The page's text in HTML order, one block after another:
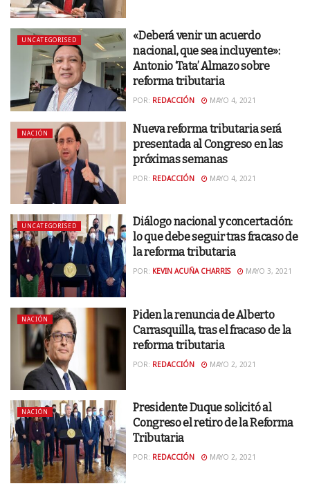
UNCATEGORISED
«Deberá venir un acuerdo
nacional, que sea incluyente»:
Antonio ‘Tata’ Almazo sobre
reforma tributaria
POR: REDACCIÓN MAYO 4, 2021
NACIÓN
Nueva reforma tributaria será
presentada al Congreso en las
próximas semanas
POR: REDACCIÓN MAYO 4, 2021
UNCATEGORISED
Diálogo nacional y concertación:
lo que debe seguir tras fracaso de
la reforma tributaria
POR: KEVIN ACUÑA CHARRIS MAYO 3, 2021
NACIÓN
Piden la renuncia de Alberto
Carrasquilla, tras el fracaso de la
reforma tributaria
POR: REDACCIÓN MAYO 2, 2021
NACIÓN
Presidente Duque solicitó al
Congreso el retiro de la Reforma
Tributaria
POR: REDACCIÓN MAYO 2, 2021